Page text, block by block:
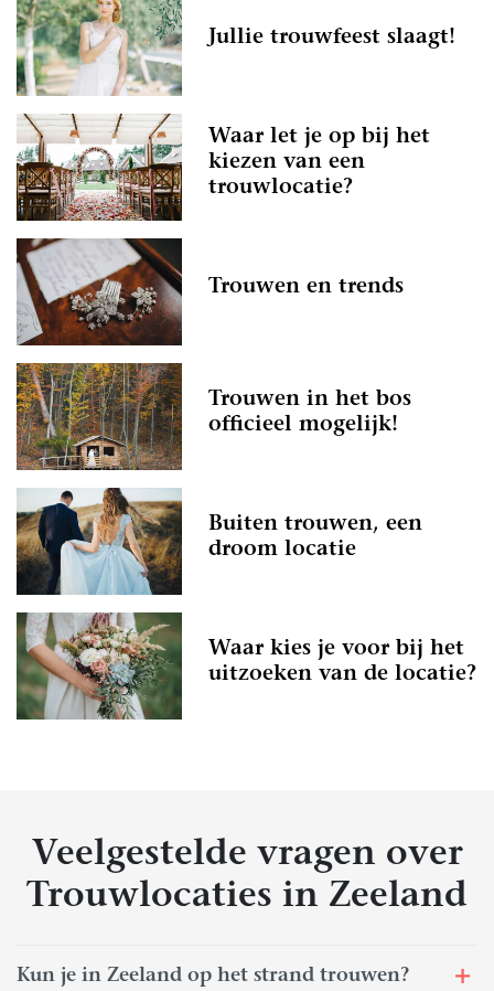
Jullie trouwfeest slaagt!
Waar let je op bij het
kiezen van een
trouwlocatie?
Trouwen en trends
Trouwen in het bos
officieel mogelijk!
Buiten trouwen, een
droom locatie
Waar kies je voor bij het
uitzoeken van de locatie?
Veelgestelde vragen over
Trouwlocaties in Zeeland
Kun je in Zeeland op het strand trouwen?